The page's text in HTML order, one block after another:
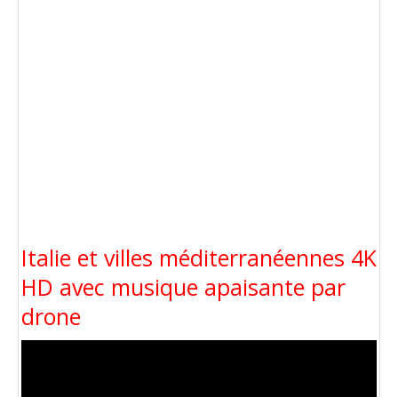
Italie et villes méditerranéennes 4K
HD avec musique apaisante par
drone